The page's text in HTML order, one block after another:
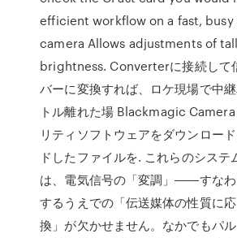
efficient workflow on a fast, busy
camera Allows adjustments of
brightness. Converterに接続して
バーに変換すれば、ロケ現場で中
トル離れた場 Blackmagic
リティソフトウェアをダウンロー
ドしたファイルを. これらのシステ
は、電気信号の「変調」――すなわ
するうえでの「伝送媒体の性質に
換」が欠かせません。なかでもパ